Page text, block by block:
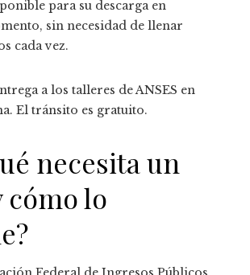
para su descarga en
sin necesidad de llenar
cada vez.
a los talleres de ANSES en
El tránsito es gratuito.
necesita un
cómo lo